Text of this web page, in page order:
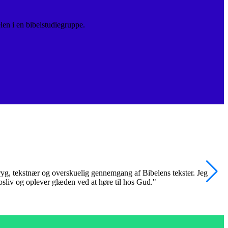
i en bibelstudiegruppe.
tekstnær og overskuelig gennemgang af Bibelens tekster. Jeg
og oplever glæden ved at høre til hos Gud."